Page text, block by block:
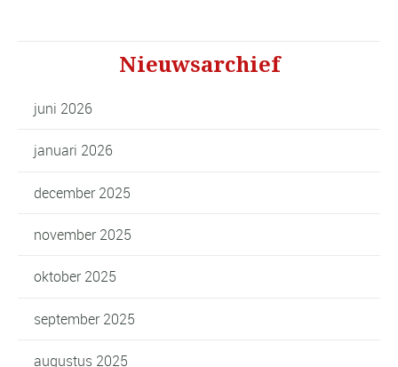
Nieuwsarchief
juni 2026
januari 2026
december 2025
november 2025
oktober 2025
september 2025
augustus 2025